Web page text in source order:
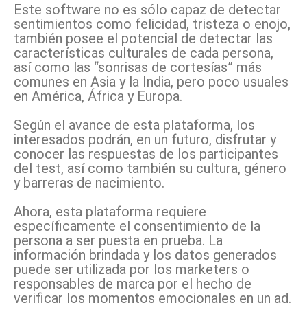
Este software no es sólo capaz de detectar
sentimientos como felicidad, tristeza o enojo,
también posee el potencial de detectar las
características culturales de cada persona,
así como las “sonrisas de cortesías” más
comunes en Asia y la India, pero poco usuales
en América, África y Europa.
Según el avance de esta plataforma, los
interesados podrán, en un futuro, disfrutar y
conocer las respuestas de los participantes
del test, así como también su cultura, género
y barreras de nacimiento.
Ahora, esta plataforma requiere
específicamente el consentimiento de la
persona a ser puesta en prueba. La
información brindada y los datos generados
puede ser utilizada por los marketers o
responsables de marca por el hecho de
verificar los momentos emocionales en un ad.